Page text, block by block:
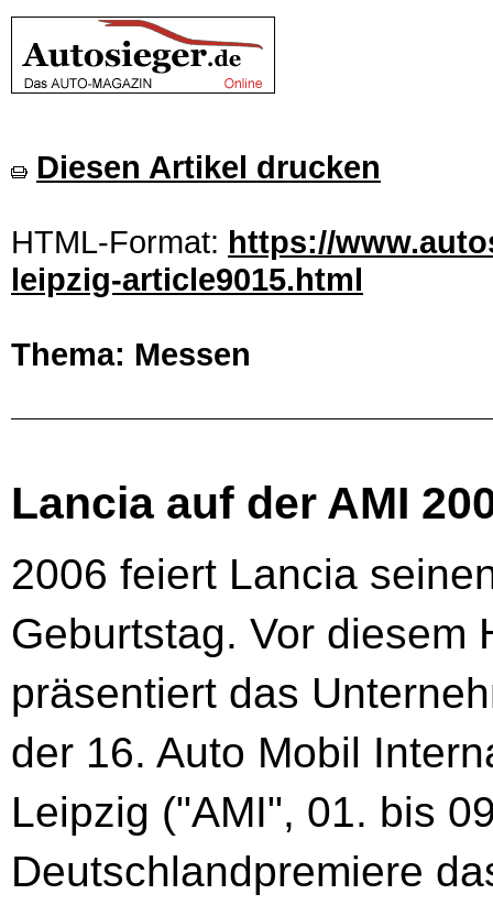
Diesen Artikel drucken
HTML-Format: https://
leipzig-article9015.html
Thema: Messen
Lancia auf der AMI
2006 feiert Lancia
Geburtstag. Vor diesem
präsentiert das
der 16. Auto Mobil
Leipzig ("AMI", 01. bis
Deutschlandpremiere